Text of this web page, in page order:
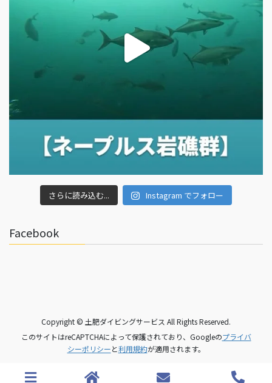
さらに読み込む... Instagram でフォロー
Facebook
Copyright © 土肥ダイビングサービス All Rights Reserved.
このサイトはreCAPTCHAによって保護されており、Googleのプライバ
シーポリシーと利用規約が適用されます。